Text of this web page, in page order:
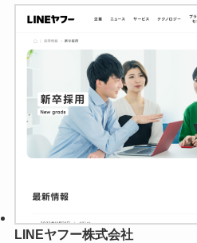
LINEヤフー株式会社